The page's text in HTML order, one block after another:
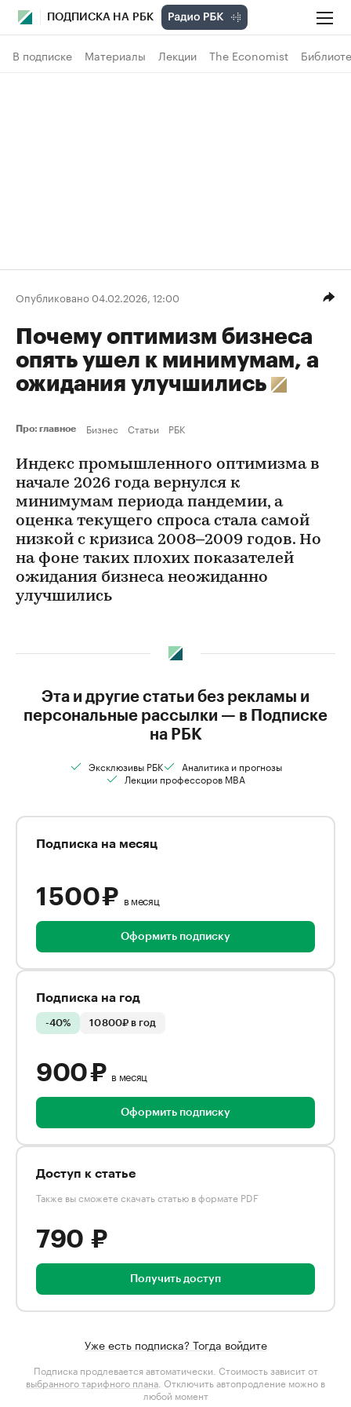
ПОДПИСКА НА РБК
В подписке Материалы Лекции The Economist
Опубликовано 04.02.2026, 12:00
Почему оптимизм бизнеса
опять ушел к минимумам, а
ожидания улучшились
Про: главное Бизнес Статьи РБК
Индекс промышленного оптимизма в
начале 2026 года вернулся к
минимумам периода пандемии, а
оценка текущего спроса стала самой
низкой с кризиса 2008–2009 годов. Но
на фоне таких плохих показателей
ожидания бизнеса неожиданно
улучшились
Эта и другие статьи без рекламы и
персональные рассылки — в Подписке
на РБК
Эксклюзивы РБК
Аналитика и прогнозы
Лекции профессоров MBA
Подписка на месяц
1 500 ₽ в месяц
Оформить подписку
Подписка на год
-40% 10 800₽ в год
900 ₽ в месяц
Оформить подписку
Доступ к статье
Также вы сможете скачать статью в формате PDF
790 ₽
Получить доступ
Уже есть подписка? Тогда войдите
Подписка продлевается автоматически. Стоимость зависит от
выбранного тарифного плана . Отключить автопродление можно в
любой момент